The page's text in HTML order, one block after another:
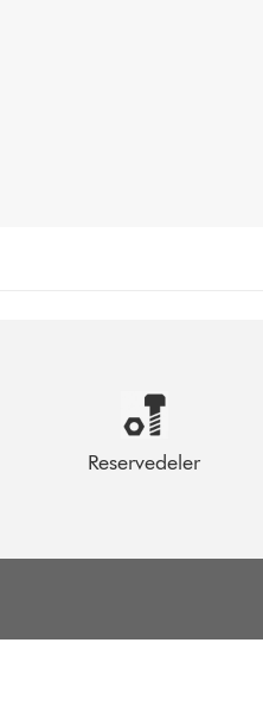
Reservedeler